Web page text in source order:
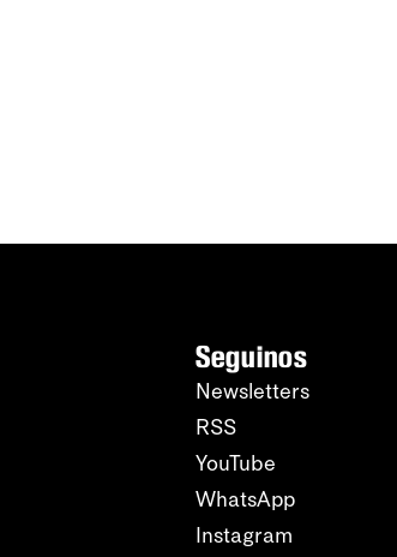
Seguinos
Newsletters
RSS
YouTube
WhatsApp
Instagram